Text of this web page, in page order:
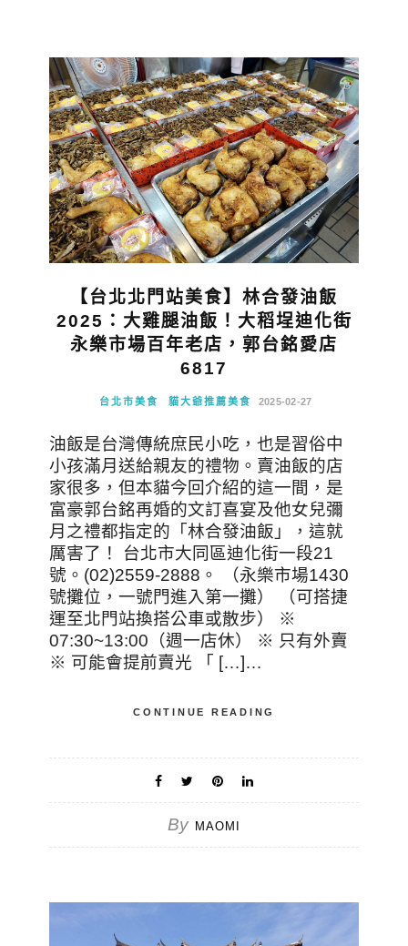
【台北北門站美食】林合發油飯
2025：大雞腿油飯！大稻埕迪化街
永樂市場百年老店，郭台銘愛店
6817
台北市美食 貓大爺推薦美食 2025-02-27
油飯是台灣傳統庶民小吃，也是習俗中
小孩滿月送給親友的禮物。賣油飯的店
家很多，但本貓今回介紹的這一間，是
富豪郭台銘再婚的文訂喜宴及他女兒彌
月之禮都指定的「林合發油飯」，這就
厲害了！ 台北市大同區迪化街一段21
號。(02)2559-2888。 （永樂市場1430
號攤位，一號門進入第一攤） （可搭捷
運至北門站換搭公車或散步） ※
07:30~13:00（週一店休） ※ 只有外賣
※ 可能會提前賣光 「 […]…
CONTINUE READING
By MAOMI